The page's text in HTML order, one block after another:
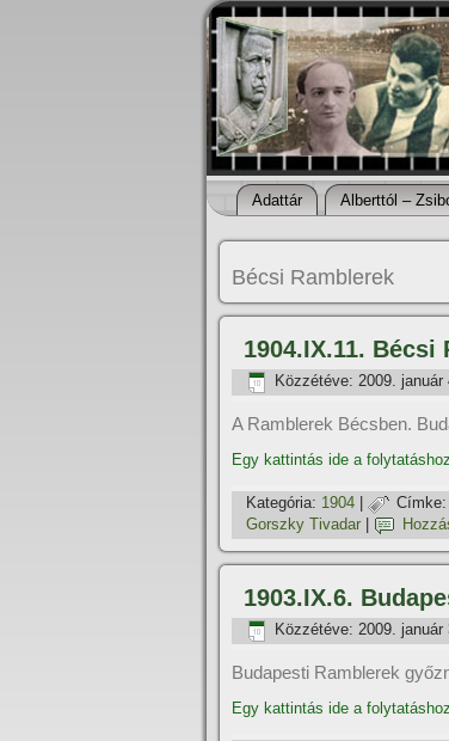
Adattár Alberttól –
Bécsi Ramblerek
1904.IX.11.
Közzétéve: 2009. január
A Ramblerek Bécsben.
Egy kattintás ide a
Kategória: 1904 Címke:
Gorszky Tivadar
1903.IX.6.
Közzétéve: 2009.
Budapesti Ramblerek
Egy kattintás ide a